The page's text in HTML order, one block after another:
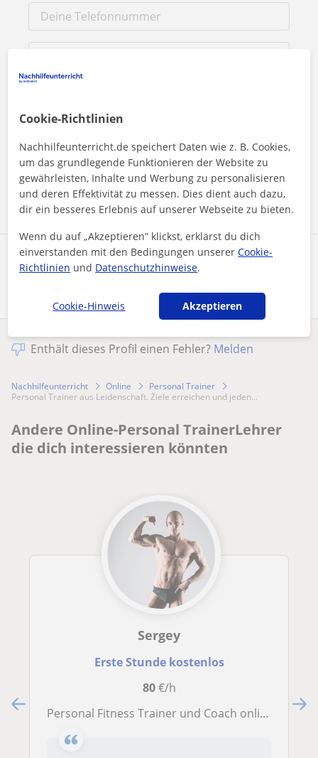
Profil teilen
unseremImpressumund unsererDatenschutzerklärung zu
Nachricht senden
Enthält dieses Profil einen Fehler? Melden
Nachhilfeunterricht Online
Personal Trainer
Personal Trainer aus Leidenschaft. Ziele erreichen und jeden...
Andere Online-Personal TrainerLehrer
die dich interessieren könnten
Sergey
Erste Stunde kostenlos
80€/h
Personal Fitness Trainer und Coach online
Cookie-Richtlinien
Nachhilfeunterricht.de speichert Daten wie z. B. Cookies,
um das grundlegende Funktionieren der Website zu
gewährleisten, Inhalte und Werbung zu personalisieren
und deren Effektivität zu messen. Dies dient auch dazu,
dir ein besseres Erlebnis auf unserer Webseite zu bieten.
Wenn du auf „Akzeptieren” klickst, erklärst du dich
einverstanden mit den Bedingungen unsererCookie-
Richtlinien und Datenschutzhinweise.
Cookie-Hinweis Akzeptieren